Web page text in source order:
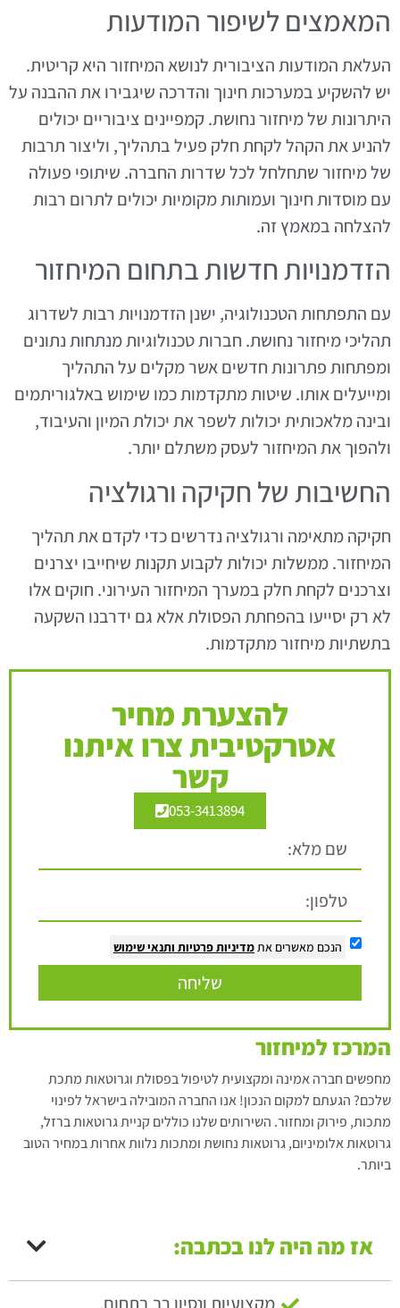
המאמצים לשיפור המודעות
העלאת המודעות הציבורית לנושא המיחזור היא קריטית.
יש להשקיע במערכות חינוך והדרכה שיגבירו את ההבנה על
היתרונות של מיחזור נחושת. קמפיינים ציבוריים יכולים
להניע את הקהל לקחת חלק פעיל בתהליך, וליצור תרבות
של מיחזור שתחלחל לכל שדרות החברה. שיתופי פעולה
עם מוסדות חינוך ועמותות מקומיות יכולים לתרום רבות
להצלחה במאמץ זה.
הזדמנויות חדשות בתחום המיחזור
עם התפתחות הטכנולוגיה, ישנן הזדמנויות רבות לשדרוג
תהליכי מיחזור נחושת. חברות טכנולוגיות מנתחות נתונים
ומפתחות פתרונות חדשים אשר מקלים על התהליך
ומייעלים אותו. שיטות מתקדמות כמו שימוש באלגוריתמים
ובינה מלאכותית יכולות לשפר את יכולת המיון והעיבוד,
ולהפוך את המיחזור לעסק משתלם יותר.
החשיבות של חקיקה ורגולציה
חקיקה מתאימה ורגולציה נדרשים כדי לקדם את תהליך
המיחזור. ממשלות יכולות לקבוע תקנות שיחייבו יצרנים
וצרכנים לקחת חלק במערך המיחזור העירוני. חוקים אלו
לא רק יסייעו בהפחתת הפסולת אלא גם ידרבנו השקעה
בתשתיות מיחזור מתקדמות.
להצערת מחיר
אטרקטיבית צרו איתנו
קשר
053-3413894
הנכם מאשרים אתמדיניות פרטיות ותנאי שימוש
שליחה
המרכז למיחזור
מחפשים חברה אמינה ומקצועית לטיפול בפסולת וגרוטאות מתכת
שלכם? הגעתם למקום הנכון! אנו החברה המובילה בישראל לפינוי
מתכות, פירוק ומחזור. השירותים שלנו כוללים קניית גרוטאות ברזל,
גרוטאות אלומיניום, גרוטאות נחושת ומתכות נלוות אחרות במחיר הטוב
ביותר.
אז מה היה לנו בכתבה: